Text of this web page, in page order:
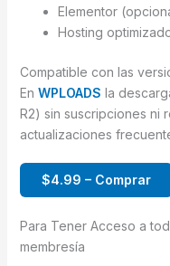
Elementor
Hosting
Compatible con las
En WPLOADS la
R2) sin suscripciones ni
actualizaciones
$4.99 – Comprar
Para Tener Acceso a
membresía